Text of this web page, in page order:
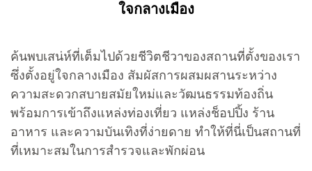
ใจกลางเมือง
ค้นพบเสน่ห์ที่เต็มไปด้วยชีวิตชีวาของสถานที่ตั้งของเรา
ซึ่งตั้งอยู่ใจกลางเมือง สัมผัสการผสมผสานระหว่าง
ความสะดวกสบายสมัยใหม่และวัฒนธรรมท้องถิ่น
พร้อมการเข้าถึงแหล่งท่องเที่ยว แหล่งช็อปปิ้ง ร้าน
อาหาร และความบันเทิงที่ง่ายดาย ทำให้ที่นี่เป็นสถานที่
ที่เหมาะสมในการสำรวจและพักผ่อน